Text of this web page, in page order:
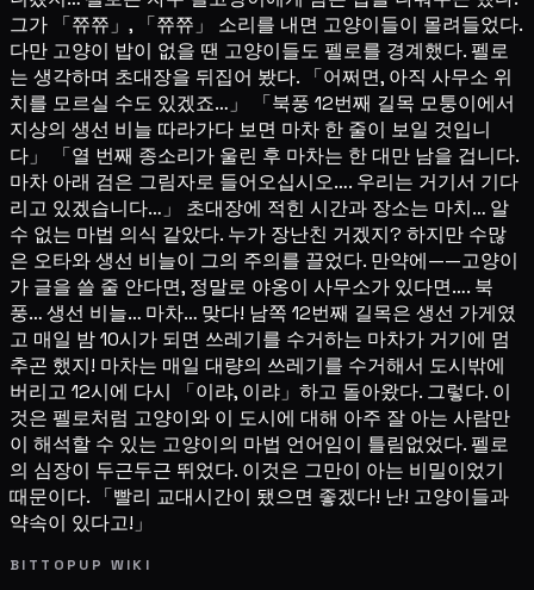
그가 「쮸쮸」, 「쮸쮸」 소리를 내면 고양이들이 몰려들었다.
다만 고양이 밥이 없을 땐 고양이들도 펠로를 경계했다. 펠로
는 생각하며 초대장을 뒤집어 봤다. 「어쩌면, 아직 사무소 위
치를 모르실 수도 있겠죠…」 「북풍 12번째 길목 모퉁이에서
지상의 생선 비늘 따라가다 보면 마차 한 줄이 보일 것입니
다」 「열 번째 종소리가 울린 후 마차는 한 대만 남을 겁니다.
마차 아래 검은 그림자로 들어오십시오…. 우리는 거기서 기다
리고 있겠습니다…」 초대장에 적힌 시간과 장소는 마치… 알
수 없는 마법 의식 같았다. 누가 장난친 거겠지? 하지만 수많
은 오타와 생선 비늘이 그의 주의를 끌었다. 만약에——고양이
가 글을 쓸 줄 안다면, 정말로 야옹이 사무소가 있다면…. 북
풍… 생선 비늘… 마차… 맞다! 남쪽 12번째 길목은 생선 가게였
고 매일 밤 10시가 되면 쓰레기를 수거하는 마차가 거기에 멈
추곤 했지! 마차는 매일 대량의 쓰레기를 수거해서 도시밖에
버리고 12시에 다시 「이랴, 이랴」하고 돌아왔다. 그렇다. 이
것은 펠로처럼 고양이와 이 도시에 대해 아주 잘 아는 사람만
이 해석할 수 있는 고양이의 마법 언어임이 틀림없었다. 펠로
의 심장이 두근두근 뛰었다. 이것은 그만이 아는 비밀이었기
때문이다. 「빨리 교대시간이 됐으면 좋겠다! 난! 고양이들과
약속이 있다고!」
BITTOPUP WIKI